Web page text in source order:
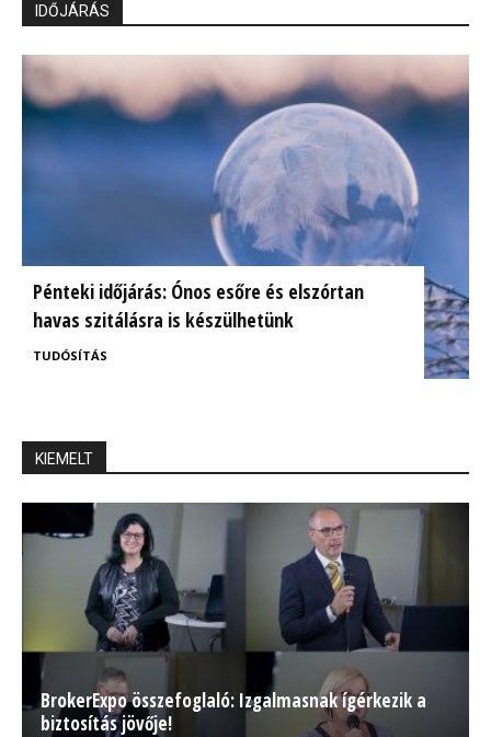
IDŐJÁRÁS
Pénteki időjárás: Ónos esőre és elszórtan
havas szitálásra is készülhetünk
TUDÓSÍTÁS
KIEMELT
BrokerExpo összefoglaló: Izgalmasnak ígérkezik a
biztosítás jövője!